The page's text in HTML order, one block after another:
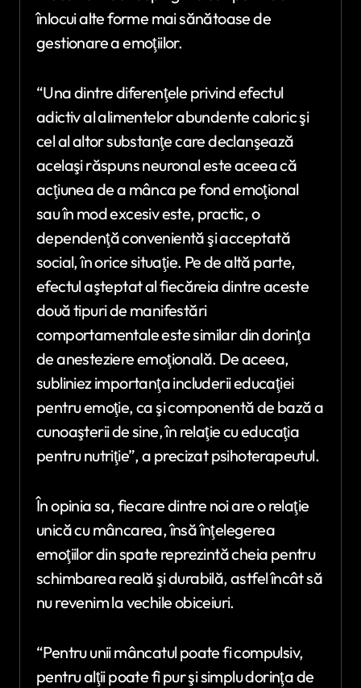
înlocui alte forme mai sănătoase de
gestionare a emoţiilor.
“Una dintre diferenţele privind efectul
adictiv al alimentelor abundente caloric şi
cel al altor substanţe care declanşează
acelaşi răspuns neuronal este aceea că
acţiunea de a mânca pe fond emoţional
sau în mod excesiv este, practic, o
dependenţă convenientă şi acceptată
social, în orice situaţie. Pe de altă parte,
efectul aşteptat al fiecăreia dintre aceste
două tipuri de manifestări
comportamentale este similar din dorinţa
de anesteziere emoţională. De aceea,
subliniez importanţa includerii educaţiei
pentru emoţie, ca şi componentă de bază a
cunoaşterii de sine, în relaţie cu educaţia
pentru nutriţie”, a precizat psihoterapeutul.
În opinia sa, fiecare dintre noi are o relaţie
unică cu mâncarea, însă înţelegerea
emoţiilor din spate reprezintă cheia pentru
schimbarea reală şi durabilă, astfel încât să
nu revenim la vechile obiceiuri.
“Pentru unii mâncatul poate fi compulsiv,
pentru alţii poate fi pur şi simplu dorinţa de